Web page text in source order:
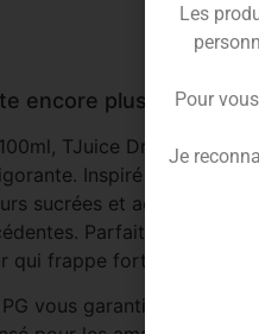
encore plus givrée
TJuice Drinks
Inspiré des
sucrées et acidulées,
Parfait pour ceux
qui frappe fort.
vous garantit une vape
Les
Pour
Je